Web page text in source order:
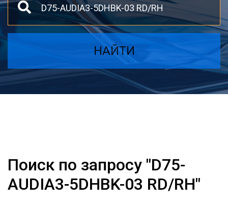
НАЙТИ
Поиск по запросу "D75-
AUDIA3-5DHBK-03 RD/RH"